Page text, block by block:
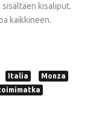
kisaliput.
kaikkineen.
Italia
Monza